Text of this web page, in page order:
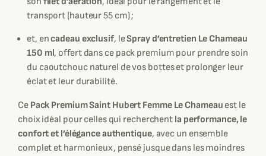
transport (hauteur 55 cm) ;
et, encadeau exclusif, leSpray d’entretien Le Chameau
150 ml, offert dans ce pack premium pour prendre soin
du caoutchouc naturel de vos bottes et prolonger leur
éclat et leur durabilité.
Ce Pack Premium Saint Hubert Femme Le Chameau est le
choix idéal pour celles qui recherchent la performance, le
confort et l’élégance authentique, avec un ensemble
complet et harmonieux, pensé jusque dans les moindres